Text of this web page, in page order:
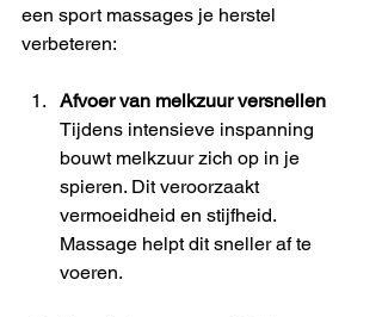
een sport massages je herstel
verbeteren:
Afvoer van melkzuur versnellen
Tijdens intensieve inspanning
bouwt melkzuur zich op in je
spieren. Dit veroorzaakt
vermoeidheid en stijfheid.
Massage helpt dit sneller af te
voeren.